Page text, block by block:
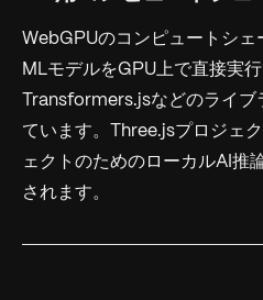
WebGPUのコンピュートシ
MLモデルをGPU上で直接実行
Transformers.jsなどのライ
ています。Three.jsプロジェ
ェクトのためのローカルAI推
されます。